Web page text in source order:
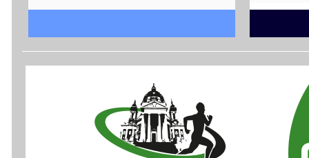
Per inf.
race-